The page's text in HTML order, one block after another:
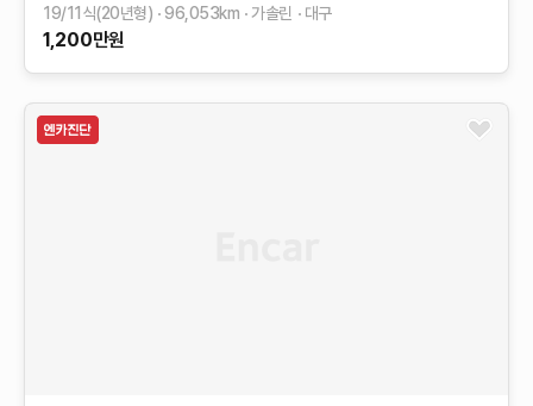
19/11식(20년형) 96,053km 가솔린 대구
1,200만원